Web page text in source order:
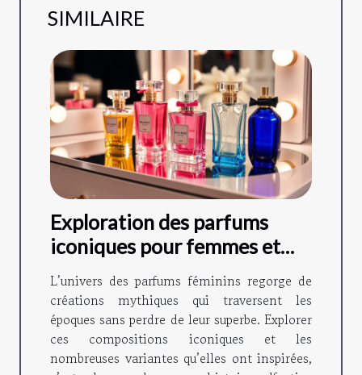
SIMILAIRE
Exploration des parfums
iconiques pour femmes et
leurs variantes ?
L’univers des parfums féminins regorge de
créations mythiques qui traversent les
époques sans perdre de leur superbe. Explorer
ces compositions iconiques et les
nombreuses variantes qu’elles ont inspirées,